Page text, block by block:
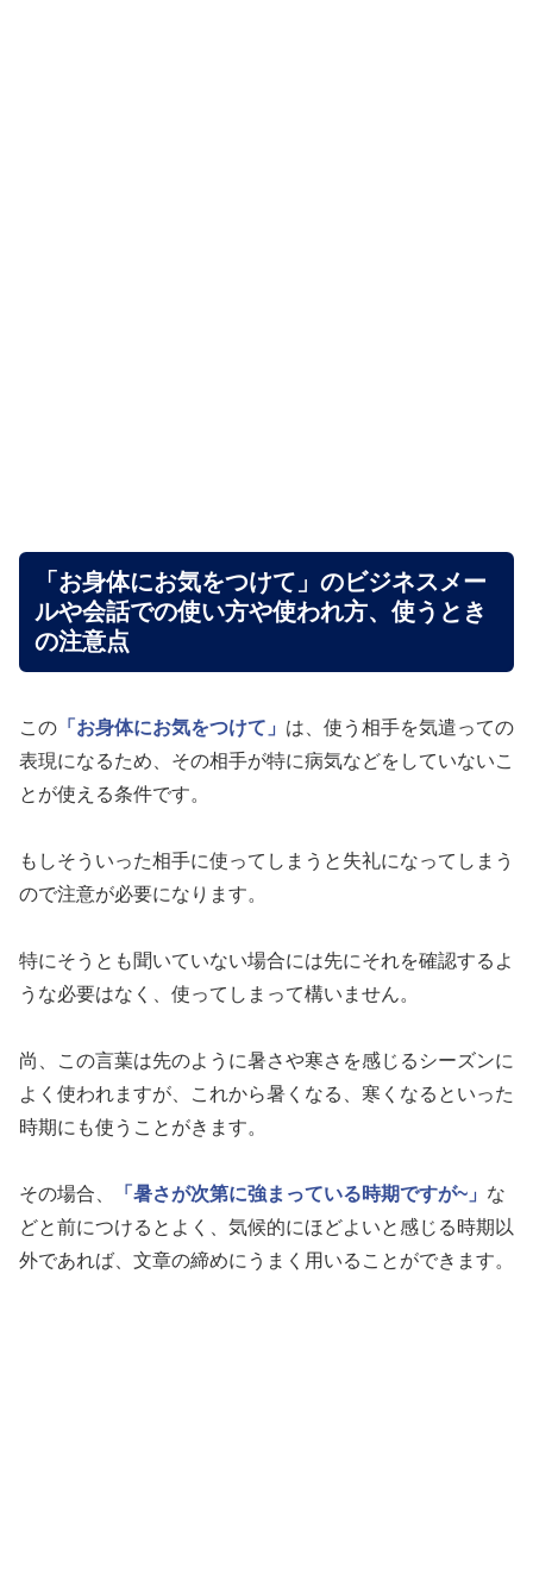
「お身体にお気をつけて」のビジネスメー
ルや会話での使い方や使われ方、使うとき
の注意点
この 「お身体にお気をつけて」 は、使う相手を気遣っての
表現になるため、その相手が特に病気などをしていないこ
とが使える条件です。
もしそういった相手に使ってしまうと失礼になってしまう
ので注意が必要になります。
特にそうとも聞いていない場合には先にそれを確認するよ
うな必要はなく、使ってしまって構いません。
尚、この言葉は先のように暑さや寒さを感じるシーズンに
よく使われますが、これから暑くなる、寒くなるといった
時期にも使うことがきます。
その場合、 「暑さが次第に強まっている時期ですが~」 な
どと前につけるとよく、気候的にほどよいと感じる時期以
外であれば、文章の締めにうまく用いることができます。